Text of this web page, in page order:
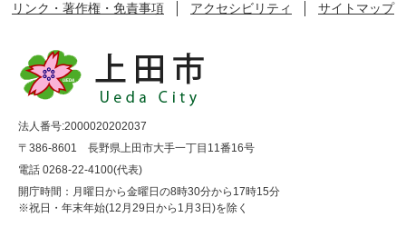
リンク・著作権・免責事項
アクセシビリティ サイトマップ
法人番号:2000020202037
〒386-8601 長野県上田市大手一丁目11番16号
電話 0268-22-4100(代表)
開庁時間：月曜日から金曜日の8時30分から17時15分
※祝日・年末年始(12月29日から1月3日)を除く